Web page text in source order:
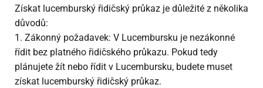
Získat lucemburský řidičský průkaz je důležité z několika
důvodů:
1. Zákonný požadavek: V Lucembursku je nezákonné
řídit bez platného řidičského průkazu. Pokud tedy
plánujete žít nebo řídit v Lucembursku, budete muset
získat lucemburský řidičský průkaz.